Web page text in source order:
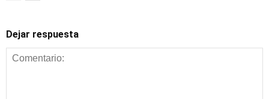
Dejar respuesta